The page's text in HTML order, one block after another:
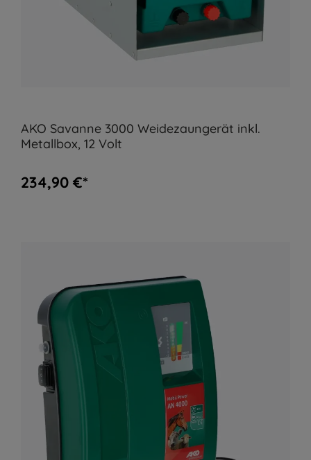
AKO Savanne 3000 Weidezaungerät inkl.
Metallbox, 12 Volt
234,90 €*